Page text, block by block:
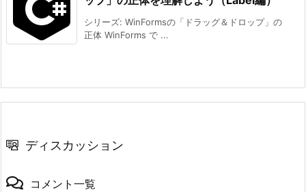
シリーズ: WinFormsの「ドラッグ＆ドロップ」の
正体 WinForms で ...
ディスカッション
コメント一覧